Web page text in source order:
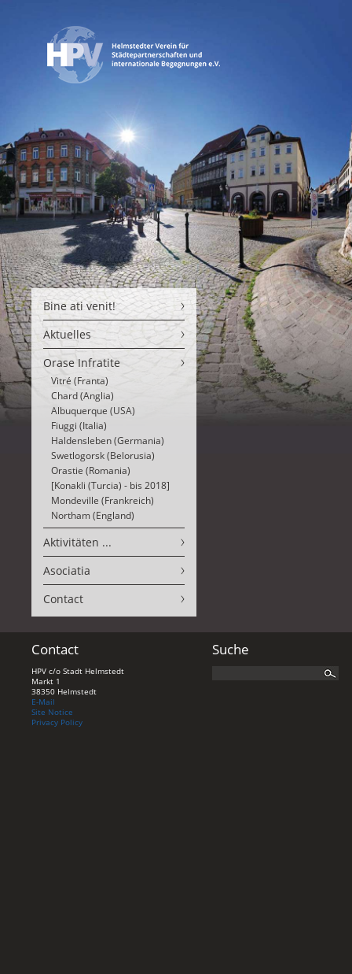
Bine ati venit!
Aktuelles
Orase Infratite
Vitré (Franta)
Chard (Anglia)
Albuquerque (USA)
Fiuggi (Italia)
Haldensleben (Germania)
Swetlogorsk (Belorusia)
Orastie (Romania)
[Konakli (Turcia) - bis 2018]
Mondeville (Frankreich)
Northam (England)
Aktivitäten ...
Asociatia
Contact
Contact
HPV c/o Stadt Helmstedt
Markt 1
38350 Helmstedt
E-Mail
Site Notice
Privacy Policy
Suche